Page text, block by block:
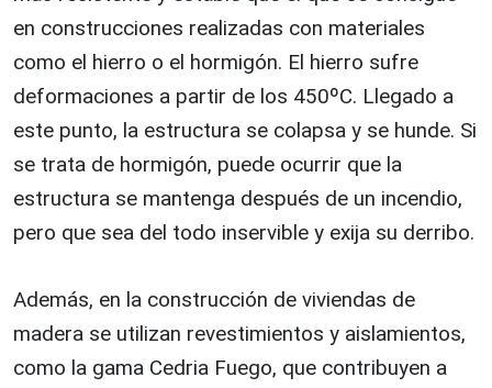
en construcciones realizadas con materiales
como el hierro o el hormigón. El hierro sufre
deformaciones a partir de los 450ºC. Llegado a
este punto, la estructura se colapsa y se hunde. Si
se trata de hormigón, puede ocurrir que la
estructura se mantenga después de un incendio,
pero que sea del todo inservible y exija su derribo.
Además, en la construcción de viviendas de
madera se utilizan revestimientos y aislamientos,
como la gama Cedria Fuego, que contribuyen a